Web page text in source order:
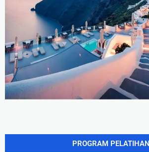
PROGRAM PELATIHAN